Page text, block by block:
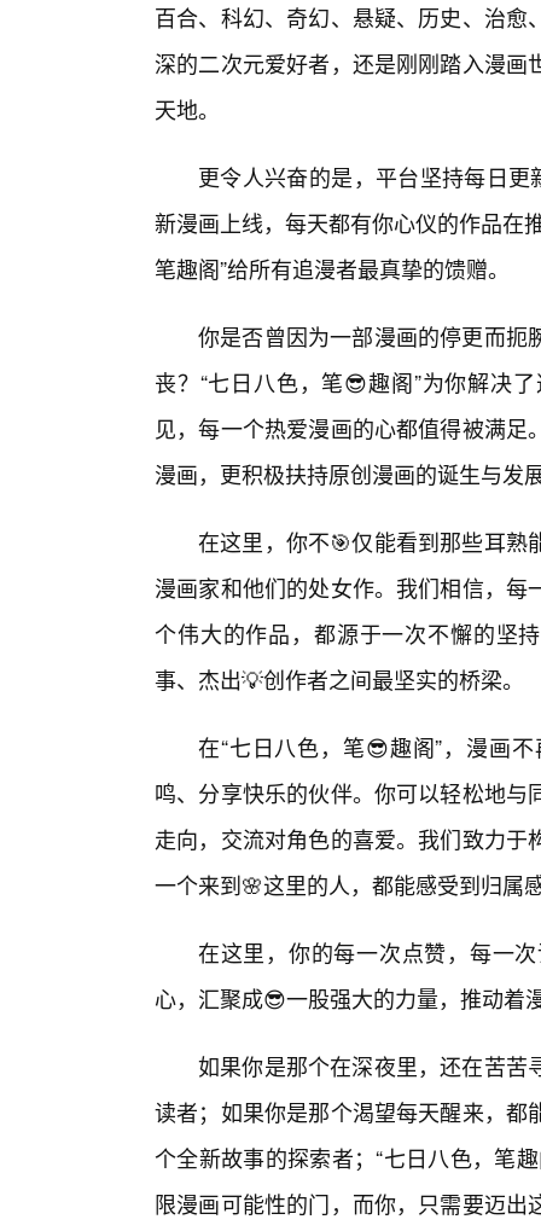
百合、科幻、奇幻、悬疑、历史、治
深的二次元爱好者，还是刚刚踏入漫
天地。
更令人兴奋的是，平台坚持每日更
新漫画上线，每天都有你心仪的作品在
笔趣阁”给所有追漫者最真挚的馈赠。
你是否曾因为一部漫画的停更而扼
丧？“七日八色，笔😎趣阁”为你解决
见，每一个热爱漫画的心都值得被满
漫画，更积极扶持原创漫画的诞生与发
在这里，你不🎯仅能看到那些耳熟
漫画家和他们的处女作。我们相信，
个伟大的作品，都源于一次不懈的坚
事、杰出💡创作者之间最坚实的桥梁。
在“七日八色，笔😎趣阁”，漫画
鸣、分享快乐的伙伴。你可以轻松地
走向，交流对角色的喜爱。我们致力
一个来到🌸这里的人，都能感受到归属
在这里，你的每一次点赞，每一
心，汇聚成😎一股强大的力量，推动着
如果你是那个在深夜里，还在苦苦
读者；如果你是那个渴望每天醒来，
个全新故事的探索者；“七日八色，笔
限漫画可能性的门，而你，只需要迈